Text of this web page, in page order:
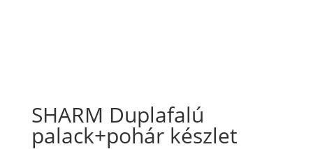
SHARM Duplafalú
palack+pohár készlet